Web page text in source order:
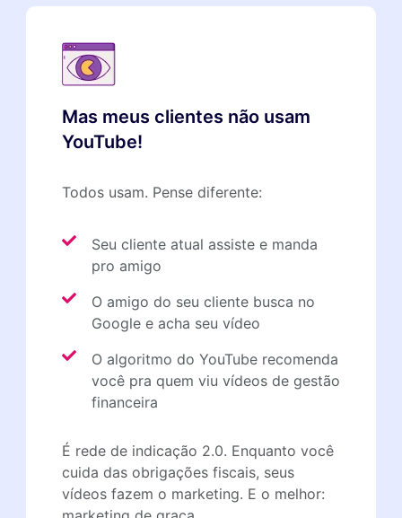
Mas meus clientes não usam
YouTube!
Todos usam. Pense diferente:
Seu cliente atual assiste e manda
pro amigo
O amigo do seu cliente busca no
Google e acha seu vídeo
O algoritmo do YouTube recomenda
você pra quem viu vídeos de gestão
financeira
É rede de indicação 2.0. Enquanto você
cuida das obrigações fiscais, seus
vídeos fazem o marketing. E o melhor: